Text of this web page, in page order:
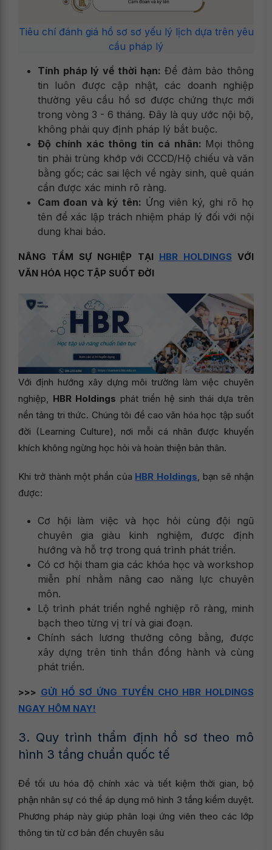
Tiêu chí đánh giá hồ sơ sơ yếu lý lịch dựa trên yêu
cầu pháp lý
Tính pháp lý về thời hạn: Để đảm bảo thông
tin luôn được cập nhật, các doanh nghiệp
thường yêu cầu hồ sơ được chứng thực mới
trong vòng 3 - 6 tháng. Đây là quy ước nội bộ,
không phải quy định pháp lý bắt buộc.
Độ chính xác thông tin cá nhân: Mọi thông
tin phải trùng khớp với CCCD/Hộ chiếu và văn
bằng gốc; các sai lệch về ngày sinh, quê quán
cần được xác minh rõ ràng.
Cam đoan và ký tên: Ứng viên ký, ghi rõ họ
tên để xác lập trách nhiệm pháp lý đối với nội
dung khai báo.
NÂNG TẦM SỰ NGHIỆP TẠI HBR HOLDINGS VỚI
VĂN HÓA HỌC TẬP SUỐT ĐỜI
Với định hướng xây dựng môi trường làm việc chuyên
nghiệp, HBR Holdings phát triển hệ sinh thái dựa trên
nền tảng tri thức. Chúng tôi đề cao văn hóa học tập suốt
đời (Learning Culture), nơi mỗi cá nhân được khuyến
khích không ngừng học hỏi và hoàn thiện bản thân.
Khi trở thành một phần của HBR Holdings , bạn sẽ nhận
được:
Cơ hội làm việc và học hỏi cùng đội ngũ
chuyên gia giàu kinh nghiệm, được định
hướng và hỗ trợ trong quá trình phát triển.
Có cơ hội tham gia các khóa học và workshop
miễn phí nhằm nâng cao năng lực chuyên
môn.
Lộ trình phát triển nghề nghiệp rõ ràng, minh
bạch theo từng vị trí và giai đoạn.
Chính sách lương thưởng công bằng, được
xây dựng trên tinh thần đồng hành và cùng
phát triển.
>>> GỬI HỒ SƠ ỨNG TUYỂN CHO HBR HOLDINGS
NGAY HÔM NAY!
3. Quy trình thẩm định hồ sơ theo mô
hình 3 tầng chuẩn quốc tế
Để tối ưu hóa độ chính xác và tiết kiệm thời gian, bộ
phận nhân sự có thể áp dụng mô hình 3 tầng kiểm duyệt.
Phương pháp này giúp phân loại ứng viên theo các lớp
thông tin từ cơ bản đến chuyên sâu